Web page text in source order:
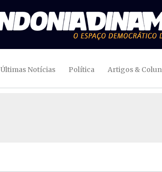
Últimas Notícias Política Artigos &